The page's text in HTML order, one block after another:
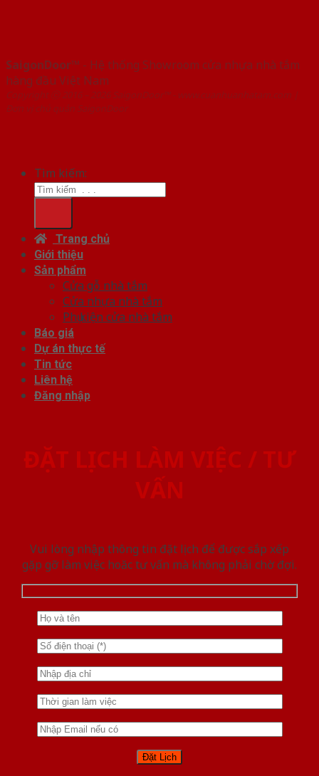
SaigonDoor™ - Hệ thống Showroom cửa nhựa nhà tắm
hàng đầu Việt Nam
Copyright ⓒ 2016 – 2026 SaigonDoor™ - www.cuanhuanhatam.com |
Đơn vị chủ quản SaigonDoor
Tìm kiếm:
Trang chủ
Giới thiệu
Sản phẩm
Cửa gỗ nhà tắm
Cửa nhựa nhà tắm
Phụ kiện cửa nhà tắm
Báo giá
Dự án thực tế
Tin tức
Liên hệ
Đăng nhập
ĐẶT LỊCH LÀM VIỆC / TƯ
VẤN
Vui lòng nhập thông tin đặt lịch để được sắp xếp
gặp gỡ làm việc hoăc tư vấn mà không phải chờ đợi.